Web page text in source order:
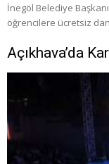
İnegöl Belediye
öğrencilere ücretsiz
Açıkhava’da